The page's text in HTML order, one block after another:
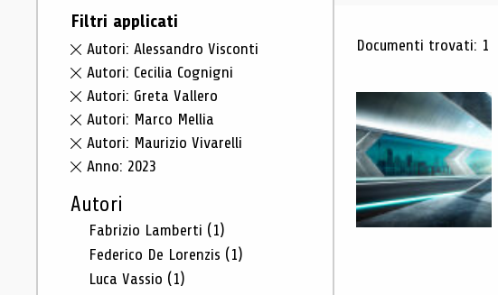
Filtri applicati
Autori: Alessandro Visconti
Autori: Cecilia Cognigni
Autori: Greta Vallero
Autori: Marco Mellia
Autori: Maurizio Vivarelli
Anno: 2023
Autori
Fabrizio Lamberti (1)
Federico De Lorenzis (1)
Luca Vassio (1)
Risultati
Documenti trovati: 1